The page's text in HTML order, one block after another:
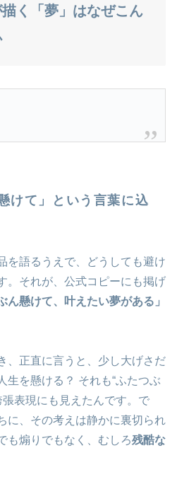
描く「夢」はなぜこん
けて」という言葉に込
を語るうえで、どうしても避け
。それが、公式コピーにも掲げ
ん懸けて、叶えたい夢がある」
、正直に言うと、少し大げさだ
生を懸ける？ それも“ふたつぶ
張表現にも見えたんです。で
に、その考えは静かに裏切られ
も煽りでもなく、むしろ残酷な